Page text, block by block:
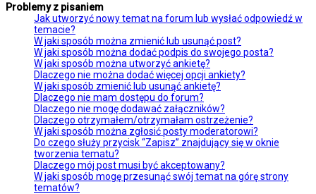
Problemy z pisaniem
Jak utworzyć nowy temat na forum lub wysłać odpowiedź w
temacie?
W jaki sposób można zmienić lub usunąć post?
W jaki sposób można dodać podpis do swojego posta?
W jaki sposób można utworzyć ankietę?
Dlaczego nie można dodać więcej opcji ankiety?
W jaki sposób zmienić lub usunąć ankietę?
Dlaczego nie mam dostępu do forum?
Dlaczego nie mogę dodawać załączników?
Dlaczego otrzymałem/otrzymałam ostrzeżenie?
W jaki sposób można zgłosić posty moderatorowi?
Do czego służy przycisk “Zapisz” znajdujący się w oknie
tworzenia tematu?
Dlaczego mój post musi być akceptowany?
W jaki sposób mogę przesunąć swój temat na górę strony
tematów?